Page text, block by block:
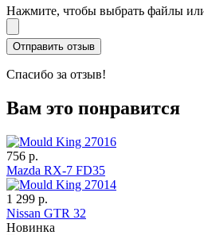
Нажмите, чтобы выбрать файлы
Спасибо за отзыв!
Вам это понравится
756 р.
Mazda RX-7 FD35
1 299 р.
Nissan GTR 32
Новинка